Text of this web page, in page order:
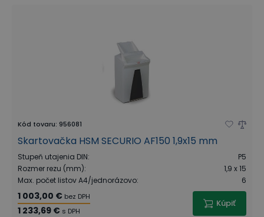
Kód tovaru: 956081
Skartovačka HSM SECURIO AF150 1,9x15 mm
Stupeň utajenia DIN:
P5
Rozmer rezu (mm):
1,9 x 15
Max. počet listov A4/jednorázovo: 6
1 003,00 € bez DPH
1 233,69 € s DPH
Kúpiť